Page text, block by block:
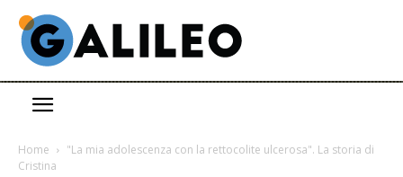
Home
"La mia adolescenza con la rettocolite ulcerosa". La storia di
Cristina